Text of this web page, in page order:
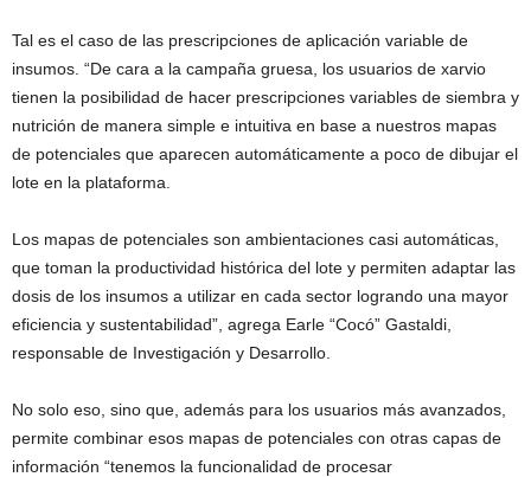
Tal es el caso de las prescripciones de aplicación variable de
insumos. “De cara a la campaña gruesa, los usuarios de xarvio
tienen la posibilidad de hacer prescripciones variables de siembra y
nutrición de manera simple e intuitiva en base a nuestros mapas
de potenciales que aparecen automáticamente a poco de dibujar el
lote en la plataforma.
Los mapas de potenciales son ambientaciones casi automáticas,
que toman la productividad histórica del lote y permiten adaptar las
dosis de los insumos a utilizar en cada sector logrando una mayor
eficiencia y sustentabilidad”, agrega Earle “Cocó” Gastaldi,
responsable de Investigación y Desarrollo.
No solo eso, sino que, además para los usuarios más avanzados,
permite combinar esos mapas de potenciales con otras capas de
información “tenemos la funcionalidad de procesar